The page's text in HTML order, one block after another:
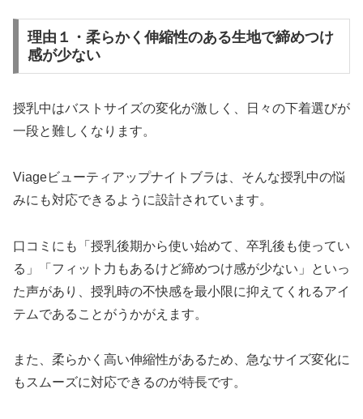
理由１・柔らかく伸縮性のある生地で締めつけ
感が少ない
授乳中はバストサイズの変化が激しく、日々の下着選びが
一段と難しくなります。
Viageビューティアップナイトブラは、そんな授乳中の悩
みにも対応できるように設計されています。
口コミにも「授乳後期から使い始めて、卒乳後も使ってい
る」「フィット力もあるけど締めつけ感が少ない」といっ
た声があり、授乳時の不快感を最小限に抑えてくれるアイ
テムであることがうかがえます。
また、柔らかく高い伸縮性があるため、急なサイズ変化に
もスムーズに対応できるのが特長です。